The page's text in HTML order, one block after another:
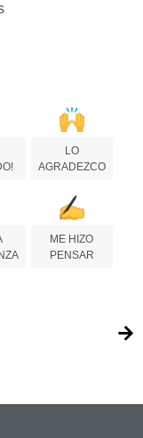
LO
AGRADEZCO
ME HIZO
PENSAR